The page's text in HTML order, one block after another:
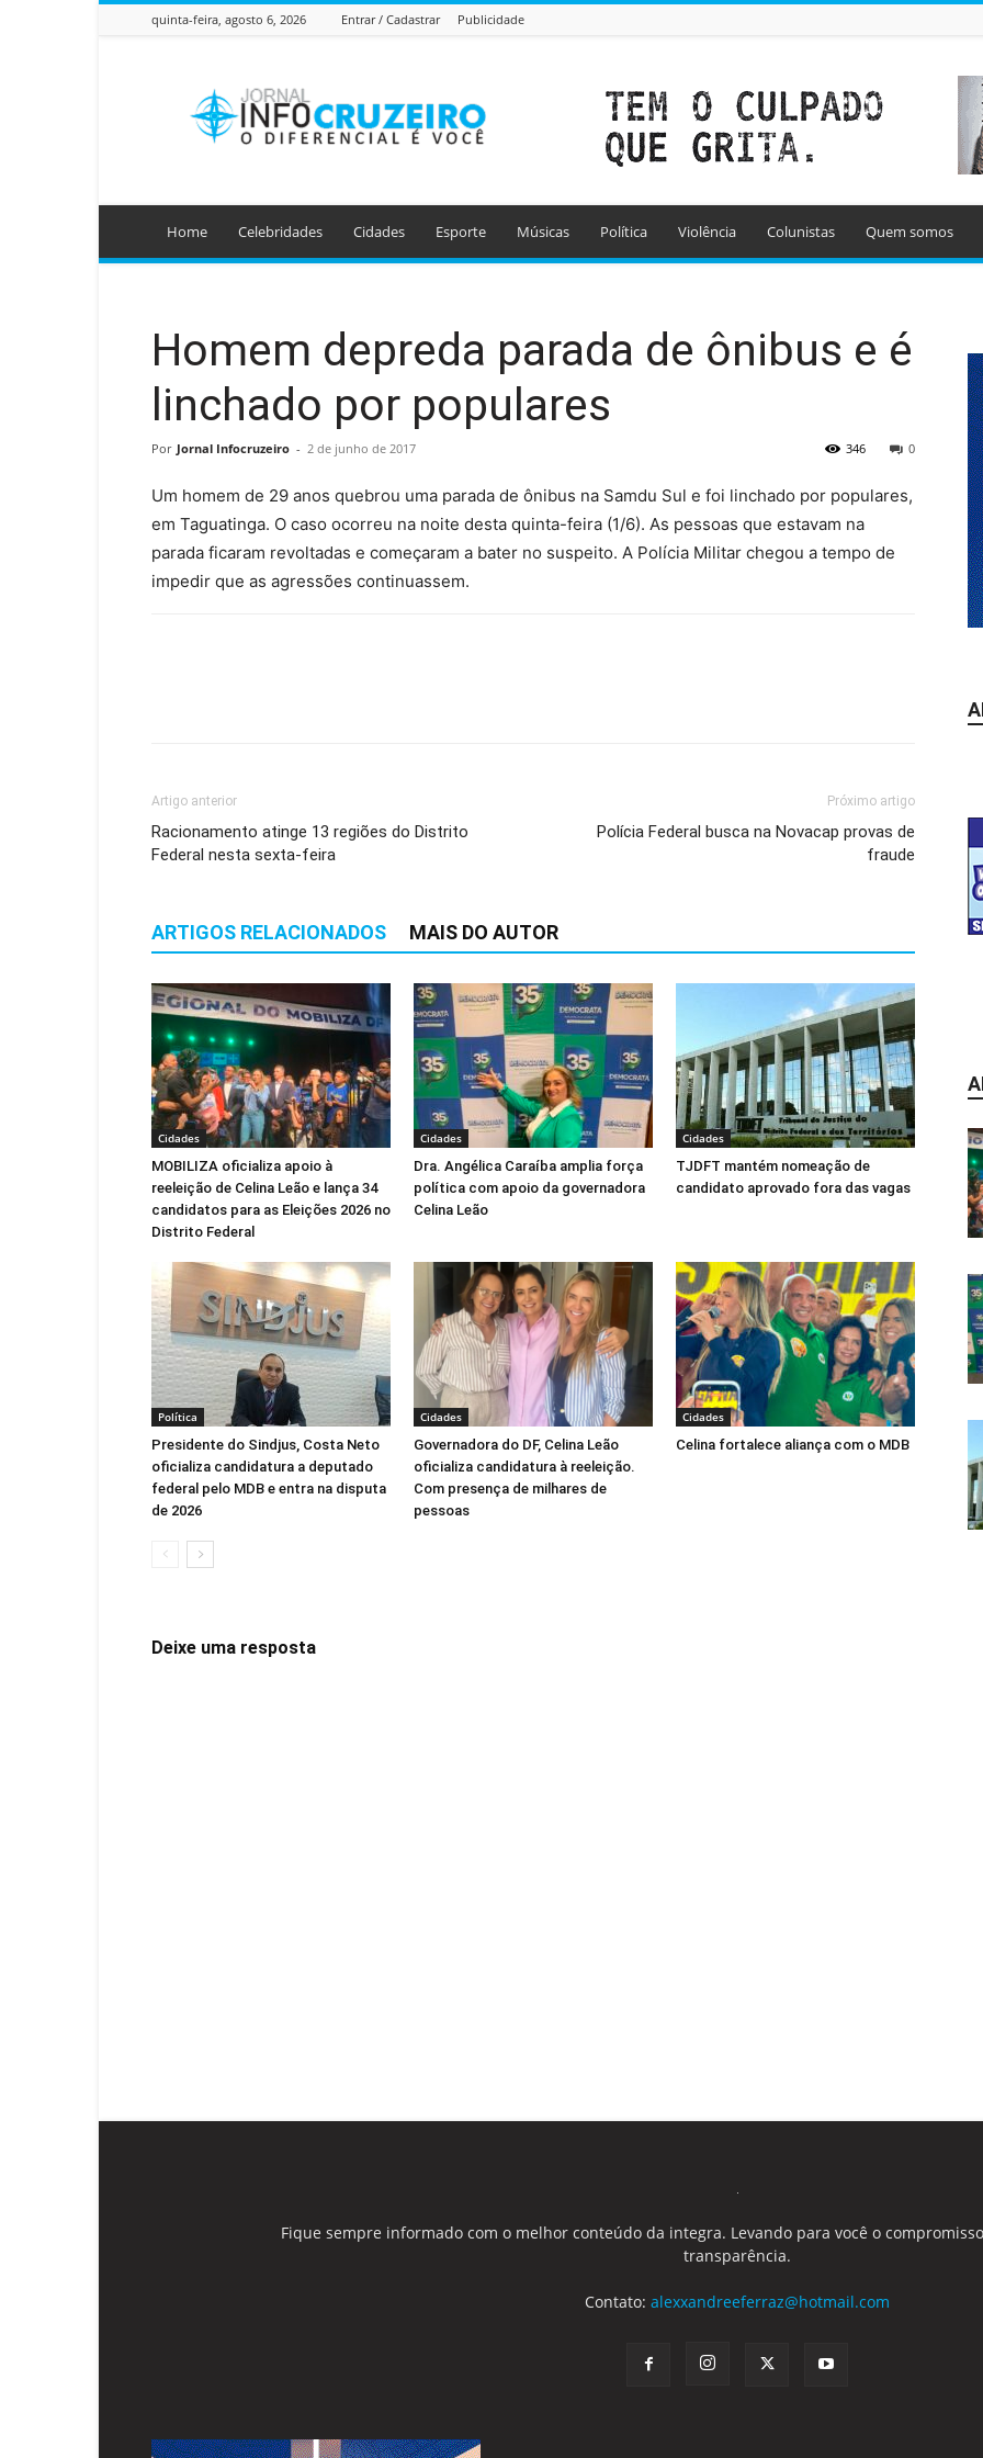
quinta-feira, agosto 6, 2026 Entrar / Cadastrar Publicidade
Info
Cruzeiro
Home Celebridades Cidades Esporte Músicas Política Violência Colunistas Quem somos
Homem depreda parada de ônibus e é
linchado por populares
Por Jornal Infocruzeiro - 2 de junho de 2017 0
346
Um homem de 29 anos quebrou uma parada de ônibus na Samdu Sul e foi linchado por populares,
em Taguatinga. O caso ocorreu na noite desta quinta-feira (1/6). As pessoas que estavam na
parada ficaram revoltadas e começaram a bater no suspeito. A Polícia Militar chegou a tempo de
impedir que as agressões continuassem.
Artigo anterior
Racionamento atinge 13 regiões do Distrito
Federal nesta sexta-feira
Próximo artigo
Polícia Federal busca na Novacap provas de
fraude
ARTIGOS RELACIONADOS MAIS DO AUTOR
Cidades
MOBILIZA oficializa apoio à
reeleição de Celina Leão e lança 34
candidatos para as Eleições 2026 no
Distrito Federal
Cidades
Dra. Angélica Caraíba amplia força
política com apoio da governadora
Celina Leão
Cidades
TJDFT mantém nomeação de
candidato aprovado fora das vagas
Política
Presidente do Sindjus, Costa Neto
oficializa candidatura a deputado
federal pelo MDB e entra na disputa
de 2026
Cidades
Governadora do DF, Celina Leão
oficializa candidatura à reeleição.
Com presença de milhares de
pessoas
Cidades
Celina fortalece aliança com o MDB
Deixe uma resposta
Fique sempre informado com o melhor conteúdo da integra. Levando para você o
transparência.
Contato: alexxandreeferraz@hotmail.com